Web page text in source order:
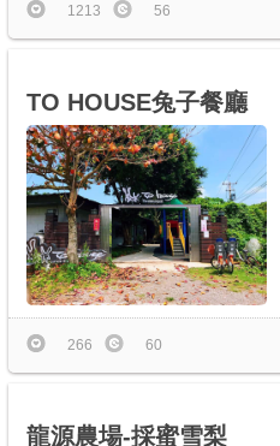
1213 56
TO HOUSE兔子餐廳
266 60
龍源農場-採蜜雪梨